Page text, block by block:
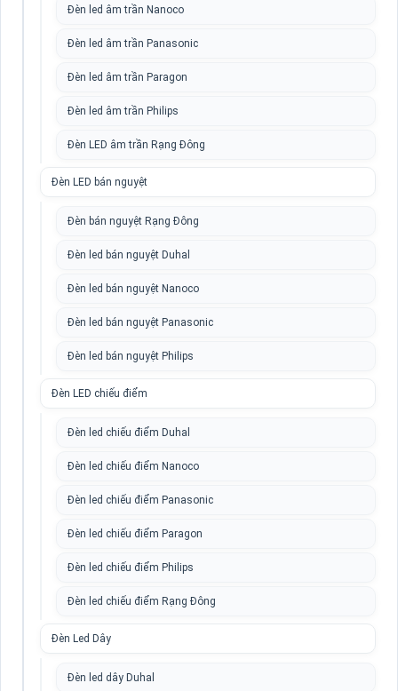
Đèn led âm trần Nanoco
Đèn led âm trần Panasonic
Đèn led âm trần Paragon
Đèn led âm trần Philips
Đèn LED âm trần Rạng Đông
Đèn LED bán nguyệt
Đèn bán nguyệt Rạng Đông
Đèn led bán nguyệt Duhal
Đèn led bán nguyệt Nanoco
Đèn led bán nguyệt Panasonic
Đèn led bán nguyệt Philips
Đèn LED chiếu điểm
Đèn led chiếu điểm Duhal
Đèn led chiếu điểm Nanoco
Đèn led chiếu điểm Panasonic
Đèn led chiếu điểm Paragon
Đèn led chiếu điểm Philips
Đèn led chiếu điểm Rạng Đông
Đèn Led Dây
Đèn led dây Duhal